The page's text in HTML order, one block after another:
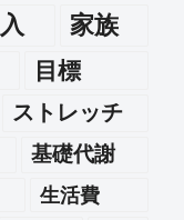
家族
目標
ストレッチ
基礎代謝
生活費